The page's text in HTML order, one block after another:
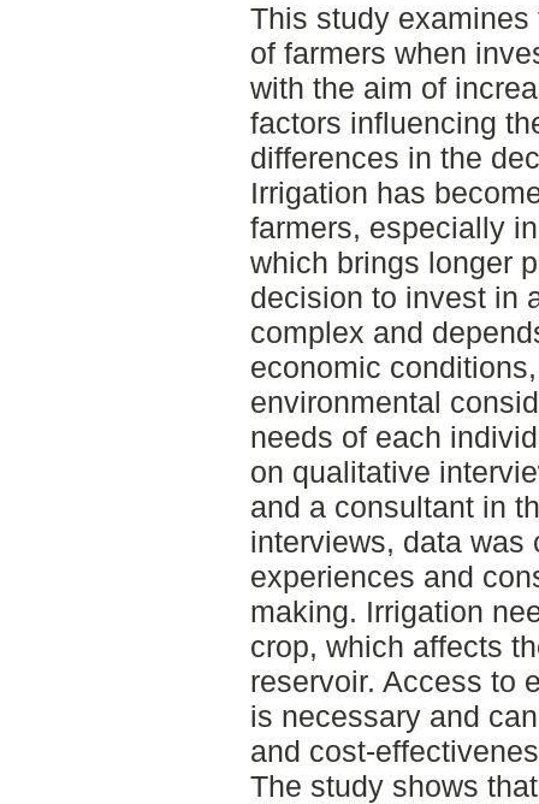
This study
of farmers when
with the aim of
factors influencing
differences in the
Irrigation has
farmers, especially
which brings longer
decision to invest in
complex and
economic
environmental
needs of each
on qualitative
and a consultant in
interviews, data was
experiences and
making. Irrigation
crop, which affects
reservoir. Access to
is necessary and
and cost-
The study shows